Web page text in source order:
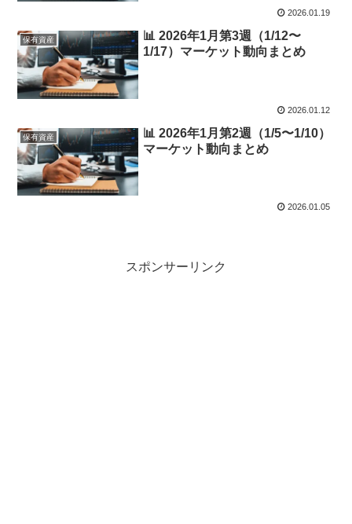
2026.01.19
保有資産
📊 2026年1月第3週（1/12〜
1/17）マーケット動向まとめ
2026.01.12
保有資産
📊 2026年1月第2週（1/5〜1/10）
マーケット動向まとめ
2026.01.05
スポンサーリンク